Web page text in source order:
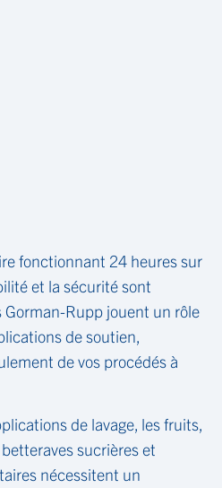
fonctionnant 24 heures sur
et la sécurité sont
Gorman-Rupp jouent un rôle
de soutien,
de vos procédés à
de lavage, les fruits,
sucrières et
nécessitent un